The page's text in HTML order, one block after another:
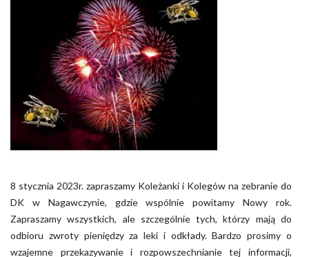
8 stycznia 2023r. zapraszamy Koleżanki i Kolegów na zebranie do
DK w Nagawczynie, gdzie wspólnie powitamy Nowy rok.
Zapraszamy wszystkich, ale szczególnie tych, którzy mają do
odbioru zwroty pieniędzy za leki i odkłady. Bardzo prosimy o
wzajemne przekazywanie i rozpowszechnianie tej informacji,